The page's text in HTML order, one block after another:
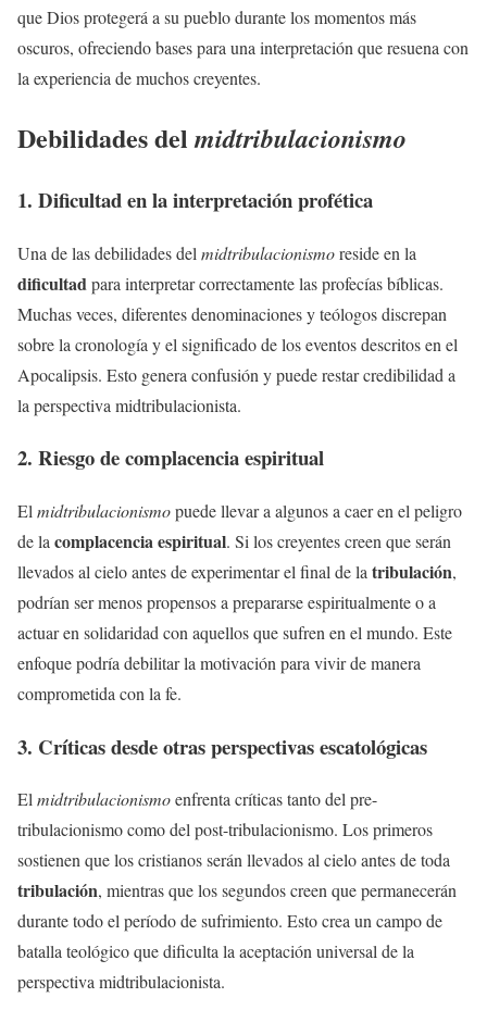
que Dios protegerá a su pueblo durante los momentos más
oscuros, ofreciendo bases para una interpretación que resuena con
la experiencia de muchos creyentes.
Debilidades delmidtribulacionismo
1. Dificultad en la interpretación profética
Una de las debilidades del midtribulacionismoreside en la
dificultad para interpretar correctamente las profecías bíblicas.
Muchas veces, diferentes denominaciones y teólogos discrepan
sobre la cronología y el significado de los eventos descritos en el
Apocalipsis. Esto genera confusión y puede restar credibilidad a
la perspectiva midtribulacionista.
2. Riesgo de complacencia espiritual
El midtribulacionismopuede llevar a algunos a caer en el peligro
de la complacencia espiritual. Si los creyentes creen que serán
llevados al cielo antes de experimentar el final de la tribulación,
podrían ser menos propensos a prepararse espiritualmente o a
actuar en solidaridad con aquellos que sufren en el mundo. Este
enfoque podría debilitar la motivación para vivir de manera
comprometida con la fe.
3. Críticas desde otras perspectivas escatológicas
Elmidtribulacionismoenfrenta críticas tanto del pre-
tribulacionismo como del post-tribulacionismo. Los primeros
sostienen que los cristianos serán llevados al cielo antes de toda
tribulación, mientras que los segundos creen que permanecerán
durante todo el período de sufrimiento. Esto crea un campo de
batalla teológico que dificulta la aceptación universal de la
perspectiva midtribulacionista.